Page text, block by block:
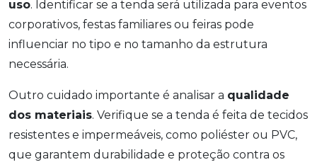
uso. Identificar se a tenda será utilizada para eventos
corporativos, festas familiares ou feiras pode
influenciar no tipo e no tamanho da estrutura
necessária.
Outro cuidado importante é analisar a qualidade
dos materiais. Verifique se a tenda é feita de tecidos
resistentes e impermeáveis, como poliéster ou PVC,
que garantem durabilidade e proteção contra os